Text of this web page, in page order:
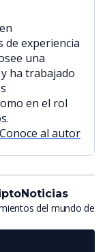
de experiencia
una
ha trabajado
en el rol
Conoce al autor
del mundo de